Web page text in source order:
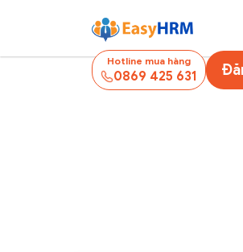
Hotline mua hàng
0869 425 631